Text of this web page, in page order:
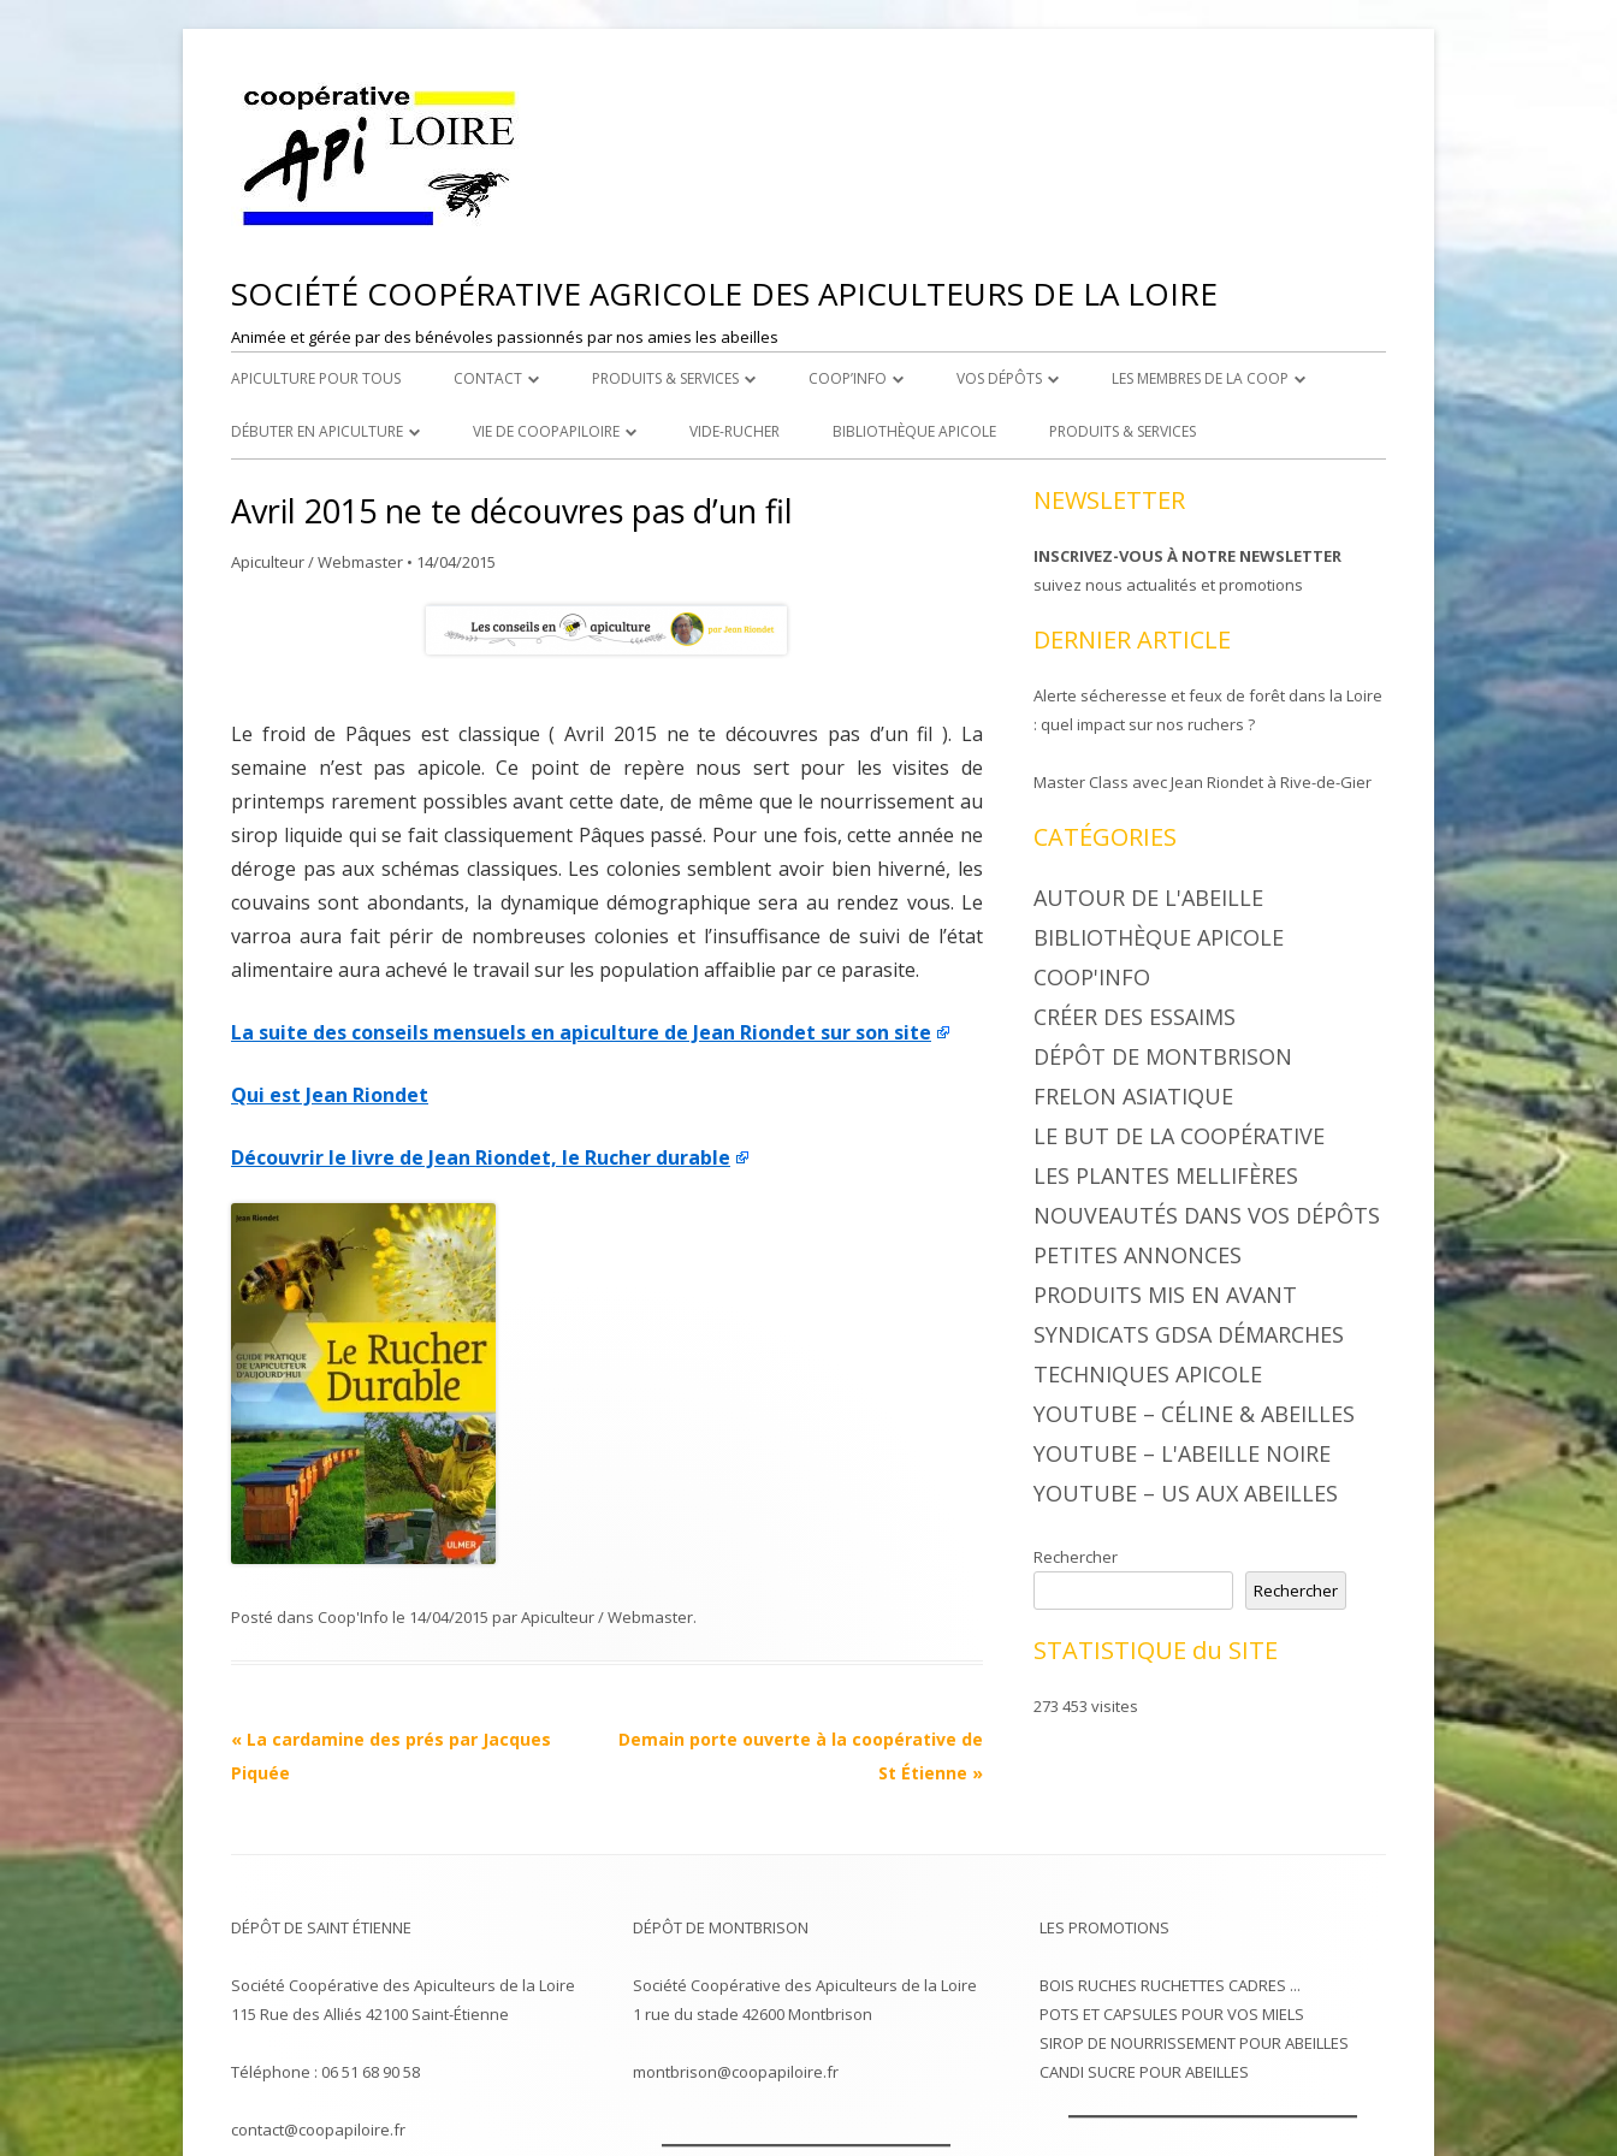
SOCIÉTÉ COOPÉRATIVE AGRICOLE DES APICULTEURS DE LA LOIRE
Animée et gérée par des bénévoles passionnés par nos amies les abeilles
APICULTURE POUR TOUS CONTACT
DÉPÔT DE MONTBRISON
PRODUITS & SERVICES
ROYAL CARE
LOCATION DE MATERIEL
DÉSINSECTISEUR
COOP’INFO
DÉPOSER UNE ANNONCE
VOS DÉPÔTS
DEPOT DE ST ETIENNE
LES MEMBRES DE LA COOP
DEVENIR ADHÉRENT
DÉBUTER EN APICULTURE
ACHAT VENTE ABEILLES
VIE DE COOPAPILOIRE
RÉFÉRENCEZ VOS PRODUITS
ASSEMBLÉES GÉNÉRALES
VIDE-RUCHER BIBLIOTHÈQUE APICOLE PRODUITS & SERVICES
Avril 2015 ne te découvres pas d’un fil
Apiculteur / Webmaster • 14/04/2015
Le froid de Pâques est classique ( Avril 2015 ne te découvres pas d’un fil ). La
semaine n’est pas apicole. Ce point de repère nous sert pour les visites de
printemps rarement possibles avant cette date, de même que le nourrissement au
sirop liquide qui se fait classiquement Pâques passé. Pour une fois, cette année ne
déroge pas aux schémas classiques. Les colonies semblent avoir bien hiverné, les
couvains sont abondants, la dynamique démographique sera au rendez vous. Le
varroa aura fait périr de nombreuses colonies et l’insuffisance de suivi de l’état
alimentaire aura achevé le travail sur les population affaiblie par ce parasite.
La suite des conseils mensuels en apiculture de Jean Riondet sur son site
Qui est Jean Riondet
Découvrir le livre de Jean Riondet, le Rucher durable
Posté dans Coop'Info le 14/04/2015 parApiculteur / Webmaster.
Navigation
Article
« La cardamine des prés par Jacques
Piquée
Demain porte ouverte à la coopérative de
St Étienne »
NEWSLETTER
INSCRIVEZ-VOUS À NOTRE NEWSLETTER
suivez nous actualités et promotions
DERNIER ARTICLE
Alerte sécheresse et feux de forêt dans la Loire
: quel impact sur nos ruchers ?
Master Class avec Jean Riondet à Rive-de-Gier
CATÉGORIES
AUTOUR DE L'ABEILLE
BIBLIOTHÈQUE APICOLE
COOP'INFO
CRÉER DES ESSAIMS
DÉPÔT DE MONTBRISON
FRELON ASIATIQUE
LE BUT DE LA COOPÉRATIVE
LES PLANTES MELLIFÈRES
NOUVEAUTÉS DANS VOS DÉPÔTS
PETITES ANNONCES
PRODUITS MIS EN AVANT
SYNDICATS GDSA DÉMARCHES
TECHNIQUES APICOLE
YOUTUBE – CÉLINE & ABEILLES
YOUTUBE – L'ABEILLE NOIRE
YOUTUBE – US AUX ABEILLES
Rechercher
Rechercher
STATISTIQUE du SITE
273 453 visites
DÉPÔT DE SAINT ÉTIENNE
Société Coopérative des Apiculteurs de la Loire
115 Rue des Alliés 42100 Saint-Étienne
Téléphone : 06 51 68 90 58
contact@coopapiloire.fr
DÉPÔT DE MONTBRISON
Société Coopérative des Apiculteurs de la Loire
1 rue du stade 42600 Montbrison
montbrison@coopapiloire.fr
LES PROMOTIONS
BOIS RUCHES RUCHETTES CADRES ...
POTS ET CAPSULES POUR VOS MIELS
SIROP DE NOURRISSEMENT POUR ABEILLES
CANDI SUCRE POUR ABEILLES